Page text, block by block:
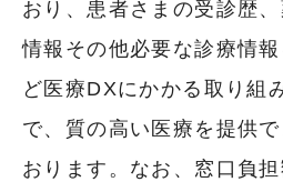
おり、患者さまの受診歴
情報その他必要な診療情
ど医療DXにかかる取り組
で、質の高い医療を提供
おります。なお、窓口負